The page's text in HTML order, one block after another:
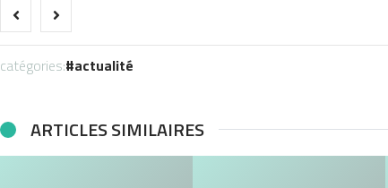
catégories: actualité
ARTICLES SIMILAIRES